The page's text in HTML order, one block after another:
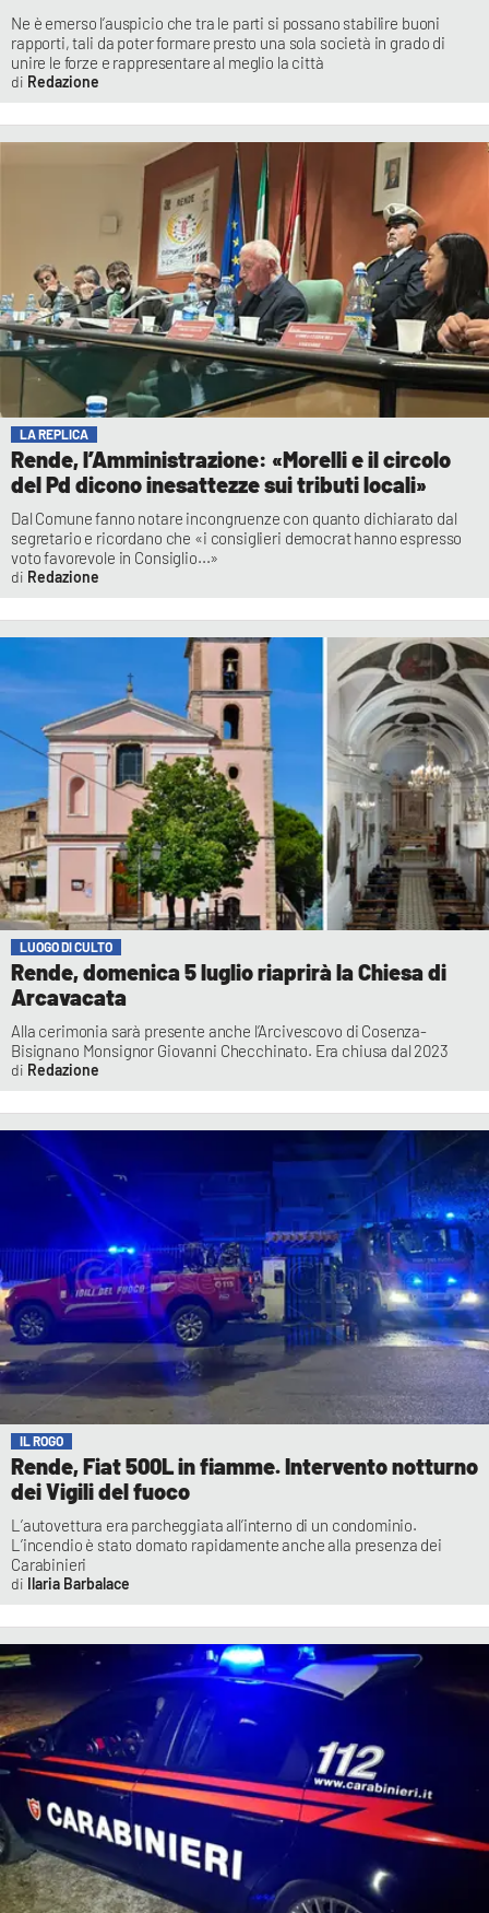
Ne è emerso l’auspicio che tra le parti si possano stabilire buoni
rapporti, tali da poter formare presto una sola società in grado di
unire le forze e rappresentare al meglio la città
Redazione
LA REPLICA
Rende, l’Amministrazione: «Morelli e il circolo
del Pd dicono inesattezze sui tributi locali»
Dal Comune fanno notare incongruenze con quanto dichiarato dal
segretario e ricordano che «i consiglieri democrat hanno espresso
voto favorevole in Consiglio...»
Redazione
LUOGO DI CULTO
Rende, domenica 5 luglio riaprirà la Chiesa di
Arcavacata
Alla cerimonia sarà presente anche l’Arcivescovo di Cosenza-
Bisignano Monsignor Giovanni Checchinato. Era chiusa dal 2023
Redazione
IL ROGO
Rende, Fiat 500L in fiamme. Intervento notturno
dei Vigili del fuoco
L’autovettura era parcheggiata all’interno di un condominio.
L’incendio è stato domato rapidamente anche alla presenza dei
Carabinieri
Ilaria Barbalace